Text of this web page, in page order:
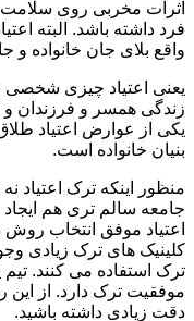
اثرات مخربی روی
فرد داشته باشد. البته
واقع بلای جان خانواده
یعنی اعتیاد چیزی شخصی
زندگی همسر و فرزندان و
یکی از عوارض اعتیاد
بنیان خانواده است.
منظور اینکه ترک اعتیاد
جامعه سالم تری هم
اعتیاد موفق انتخاب
کلینیک های ترک زیادی
ترک استفاده می کنند.
موفقیت ترک دارد. از این
دقت زیادی داشته باشید.